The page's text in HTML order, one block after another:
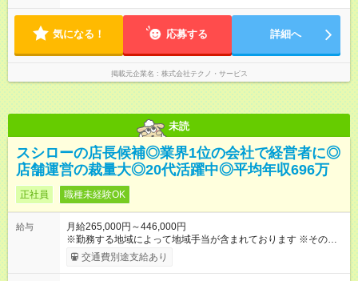
気になる！ 応募する 詳細へ
掲載元企業名 株式会社テクノ・サービス
未読
スシローの店長候補◎業界1位の会社で経営者に◎
店舗運営の裁量大◎20代活躍中◎平均年収696万
正社員 職種未経験OK
給与
月給265,000円～446,000円
※勤務する地域によって地域手当が含まれております ※その他ブ
ロック外勤務手当を支給。1分単位での残業代（100％支給）や
年3回の賞与、諸手当も別途支給します。 ＜月給例＞ 【例1】転
交通費別途支給あり